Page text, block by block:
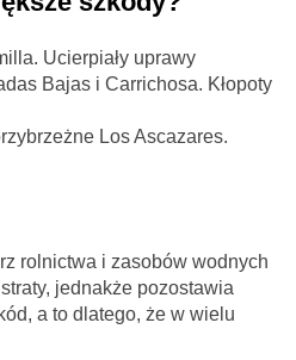
Ucierpiały uprawy
Bajas i Carrichosa. Kłopoty
Los Ascazares.
rolnictwa i zasobów wodnych
jednakże pozostawia
a to dlatego, że w wielu